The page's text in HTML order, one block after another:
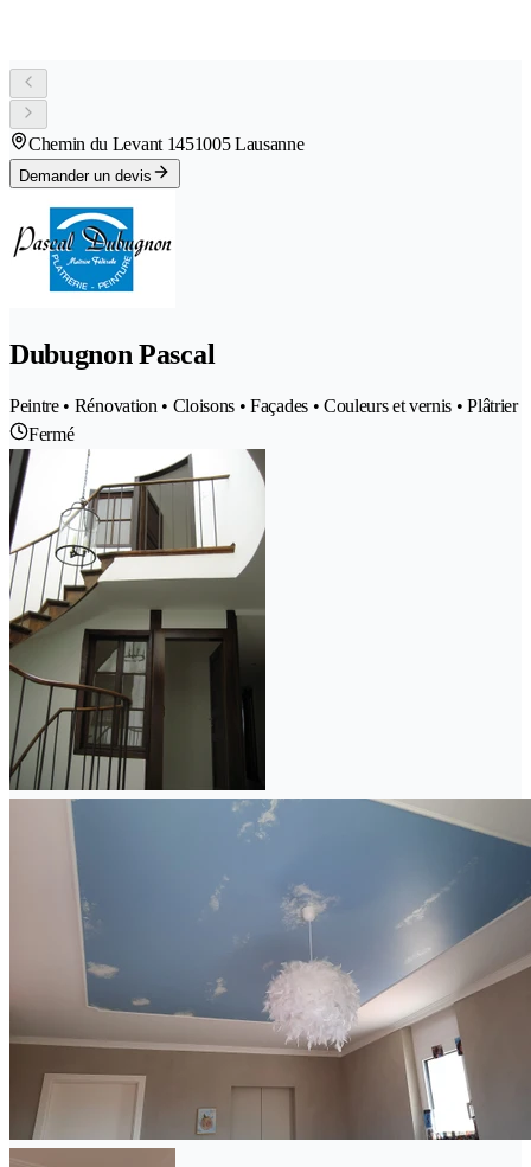
Chemin du Levant 1451005 Lausanne
Demander un devis
Dubugnon Pascal
Peintre • Rénovation • Cloisons • Façades • Couleurs et vernis • Plâtrier
Fermé